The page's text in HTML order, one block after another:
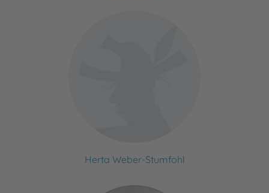
Herta Weber-Stumfohl